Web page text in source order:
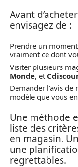
Avant
envisagez de :
Prendre un
vraiment ce dont
Visiter plusieurs
Monde, et
Demander l’avis
modèle que vous
Une méthode
liste des
en magasin.
une
regrettables.